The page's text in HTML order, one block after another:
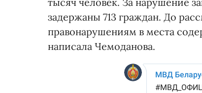
задержаны 713 граждан. До
правонарушениям в места
написала Чемоданова.